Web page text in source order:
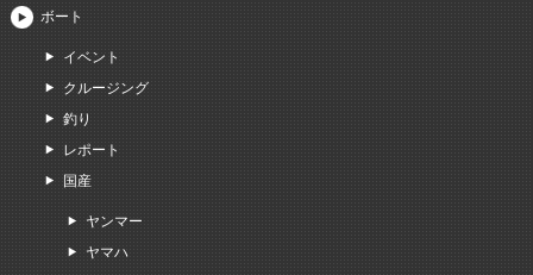
ボート
イベント
クルージング
釣り
レポート
国産
ヤンマー
ヤマハ